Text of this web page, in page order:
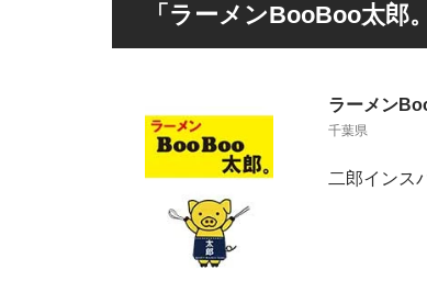
「ラーメンBooBoo太郎
ラーメン
千葉県
二郎インス